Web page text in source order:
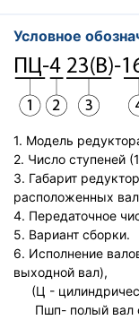
Условное
1. Модель
2. Число ступеней
3. Габарит
расположенных
4. Передаточное
5. Вариант сборки.
6. Исполнение
выходной вал),
(Ц -
Пшп- полый вал